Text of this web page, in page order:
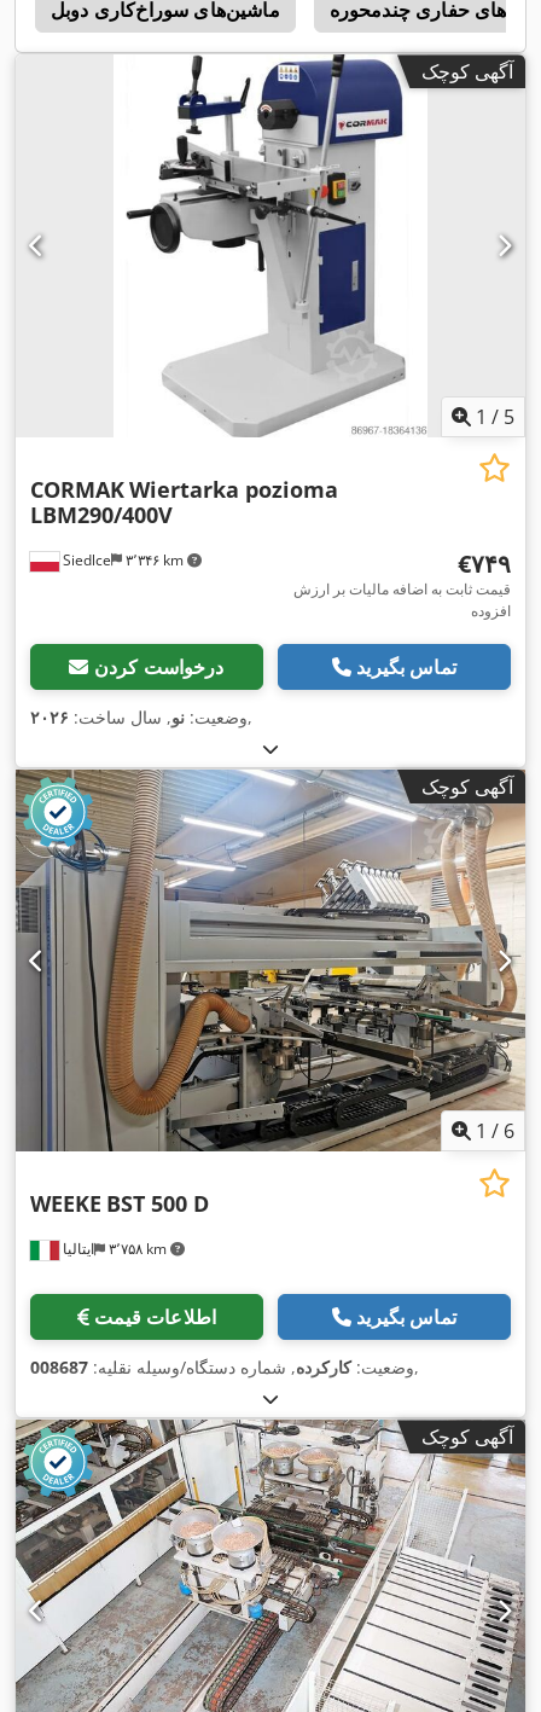
ماشین‌های سوراخ‌کاری دوبل حفاری چندمحوره
آگهی کوچک
1 / 5
Siedlce ۳٬۳۴۶ km
CORMAKWiertarka pozioma
LBM290/400V
‎€۷۴۹
قیمت ثابت به اضافه مالیات بر ارزش
افزوده
درخواست کردن تماس بگیرید
وضعیت: نو, سال ساخت: ۲۰۲۶ ,
آگهی کوچک
1 / 6
ایتالیا ۳٬۷۵۸ km
WEEKE BST 500 D
اطلاعات قیمت تماس بگیرید
وضعیت:کارکرده, شماره دستگاه/وسیله نقلیه: 008687 ,
آگهی کوچک